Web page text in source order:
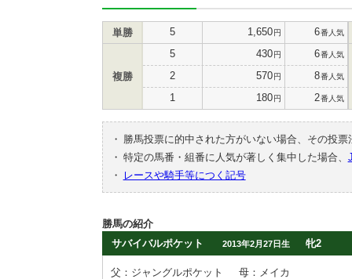
単勝 5 1,650円 6番人気
複勝
5 430円 6番人気
2 570円 8番人気
1 180円 2番人気
・
勝馬投票に的中された方がいない場合、その投
・ 特定の馬番・組番に人気が著しく集中した場合、
・
レースや騎手等につく記号
勝馬の紹介
サバイバルポケット
2013年2月27日生 牝2
父：ジャングルポケット
母：メイカ